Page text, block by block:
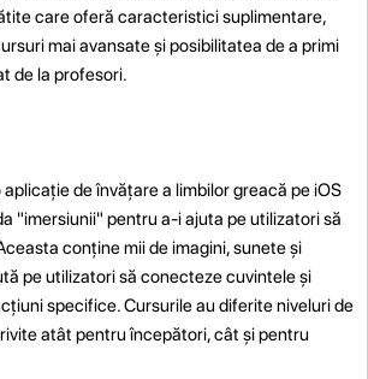
care oferă caracteristici suplimentare,
mai avansate și posibilitatea de a primi
de la profesori.
de învățare a limbilor greacă pe iOS
"imersiunii" pentru a-i ajuta pe utilizatori să
conține mii de imagini, sunete și
pe utilizatori să conecteze cuvintele și
specifice. Cursurile au diferite niveluri de
atât pentru începători, cât și pentru